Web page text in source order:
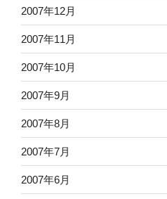
2007年12月
2007年11月
2007年10月
2007年9月
2007年8月
2007年7月
2007年6月